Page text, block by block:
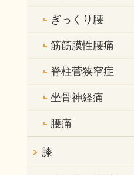
ぎっくり腰
筋筋膜性腰痛
脊柱菅狭窄症
坐骨神経痛
腰痛
膝